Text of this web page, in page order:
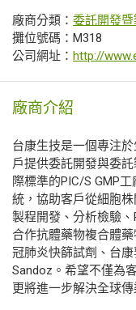
廠商分類： 委託開發
攤位號碼：M318
公司網址： http://
廠商介紹
台康生技是一個專注
戶提供委託開發與委
際標準的PIC/S GMP
統，協助客戶從細胞
製程開發、分析檢驗
合作抗體藥物複合體
冠肺炎快篩試劑、台
Sandoz。希望不僅為
更將進一步解決全球